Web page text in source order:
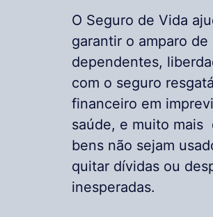
O Seguro de Vida
garantir o amparo de
dependentes,
com o seguro
financeiro em
saúde, e muito mais
bens não sejam
quitar dívidas ou
inesperadas.